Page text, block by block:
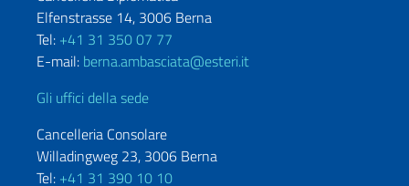
Elfenstrasse 14, 3006 Berna
Tel: +41 31 350 07 77
E-mail: berna.ambasciata@esteri.it
Gli uffici della sede
Cancelleria Consolare
Willadingweg 23, 3006 Berna
Tel: +41 31 390 10 10